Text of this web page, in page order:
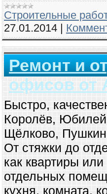
Строительные
27.01.2014 |
Ремонт и
офисов от
Быстро,
Королёв,
Щёлково,
От стяжки до
как квартиры
отдельных
кухня, комната,